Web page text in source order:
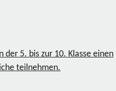
5. bis zur 10. Klasse einen
teilnehmen.